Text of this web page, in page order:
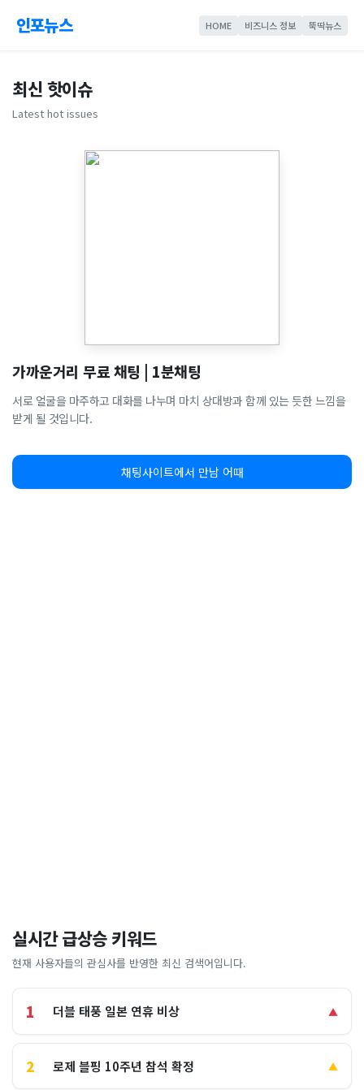
인포뉴스 HOME 비즈니스 정보 뚝딱뉴스
최신 핫이슈
Latest hot issues
가까운거리 무료 채팅 | 1분채팅
서로 얼굴을 마주하고 대화를 나누며 마치 상대방과 함께 있는 듯한 느낌을
받게 될 것입니다.
채팅사이트에서 만남 어때
실시간 급상승 키워드
현재 사용자들의 관심사를 반영한 최신 검색어입니다.
1 더블 태풍 일본 연휴 비상 ▲
2 로제 블핑 10주년 참석 확정 ▲